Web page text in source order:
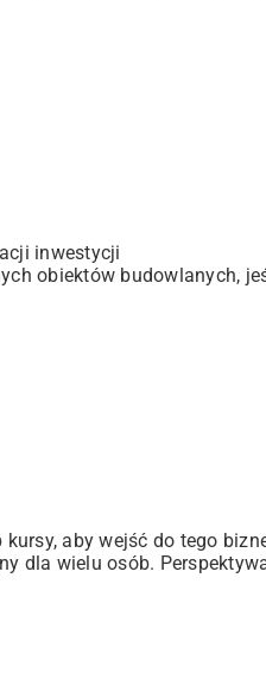
inwestycji
obiektów budowlanych,
aby wejść do tego
dla wielu osób.